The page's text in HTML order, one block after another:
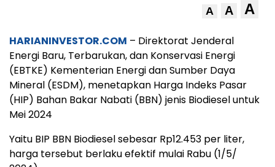
A A A
HARIANINVESTOR.COM – Direktorat Jenderal
Energi Baru, Terbarukan, dan Konservasi Energi
(EBTKE) Kementerian Energi dan Sumber Daya
Mineral (ESDM), menetapkan Harga Indeks Pasar
(HIP) Bahan Bakar Nabati (BBN) jenis Biodiesel untuk
Mei 2024
Yaitu BIP BBN Biodiesel sebesar Rp12.453 per liter,
harga tersebut berlaku efektif mulai Rabu (1/5/